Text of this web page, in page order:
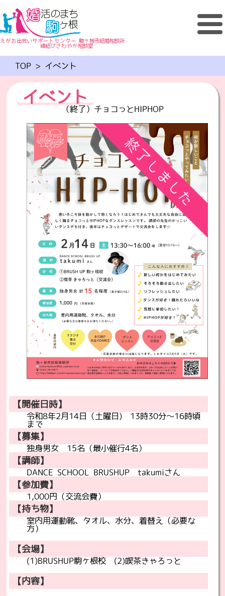
えがお出会いサポートセンター 駒ヶ根市結婚相談所
縁結びさわやか相談室
TOP > イベント
イベント
（終了）チョコっとHIPHOP
【開催日時】
令和8年2月14日（土曜日) 13時30分～16時頃
まで
【募集】
独身男女 15名（最小催行4名）
【講師】
DANCE SCHOOL BRUSHUP takumiさん
【参加費】
1,000円（交流会費）
【持ち物】
室内用運動靴、タオル、水分、着替え（必要な
方）
【会場】
(1)BRUSHUP駒ヶ根校 (2)喫茶きゃろっと
【内容】